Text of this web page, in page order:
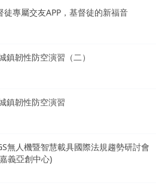
徒專屬交友APP，基督徒的新福音
鎮韌性防空演習（二）
鎮韌性防空演習
無人機暨智慧載具國際法規趨勢研討會
義亞創中心)